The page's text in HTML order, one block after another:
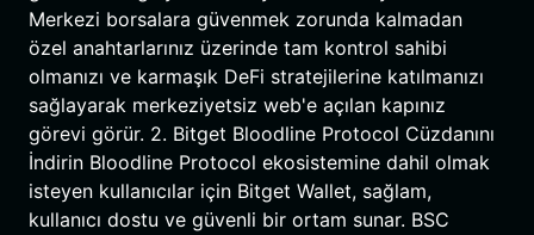
Merkezi borsalara güvenmek zorunda kalmadan
özel anahtarlarınız üzerinde tam kontrol sahibi
olmanızı ve karmaşık DeFi stratejilerine katılmanızı
sağlayarak merkeziyetsiz web'e açılan kapınız
görevi görür. 2. Bitget Bloodline Protocol Cüzdanını
İndirin Bloodline Protocol ekosistemine dahil olmak
isteyen kullanıcılar için Bitget Wallet, sağlam,
kullanıcı dostu ve güvenli bir ortam sunar. BSC